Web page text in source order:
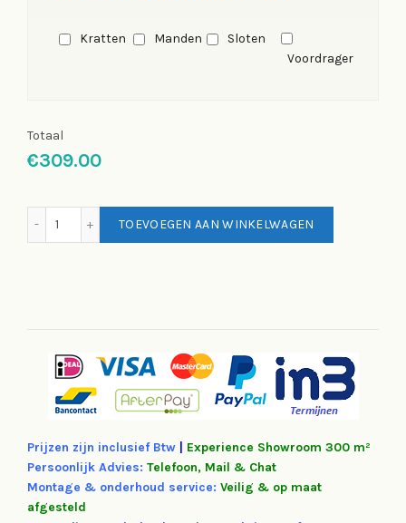
Kratten Manden
Sloten
Voordrager
Totaal
€309.00
TOEVOEGEN AAN WINKELWAGEN
Prijzen zijn inclusief Btw Experience Showroom 300 m²
Persoonlijk Advies: Telefoon, Mail & Chat
Montage & onderhoud service: Veilig & op maat
afgesteld